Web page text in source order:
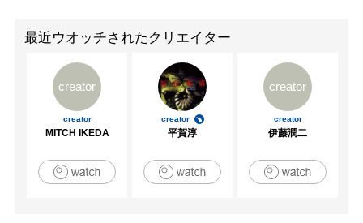
最近ウオッチされたクリエイター
creator
creator
MITCH IKEDA
creator
平賀淳
creator
creator
伊藤潤二